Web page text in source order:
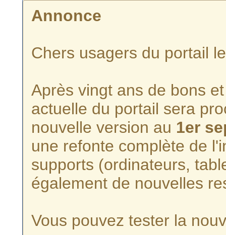
Annonce
Chers usagers du portail
Après vingt ans de bons
actuelle du portail sera
nouvelle version au 1er
une refonte complète de
supports (ordinateurs,
également de nouvelles
Vous pouvez tester la